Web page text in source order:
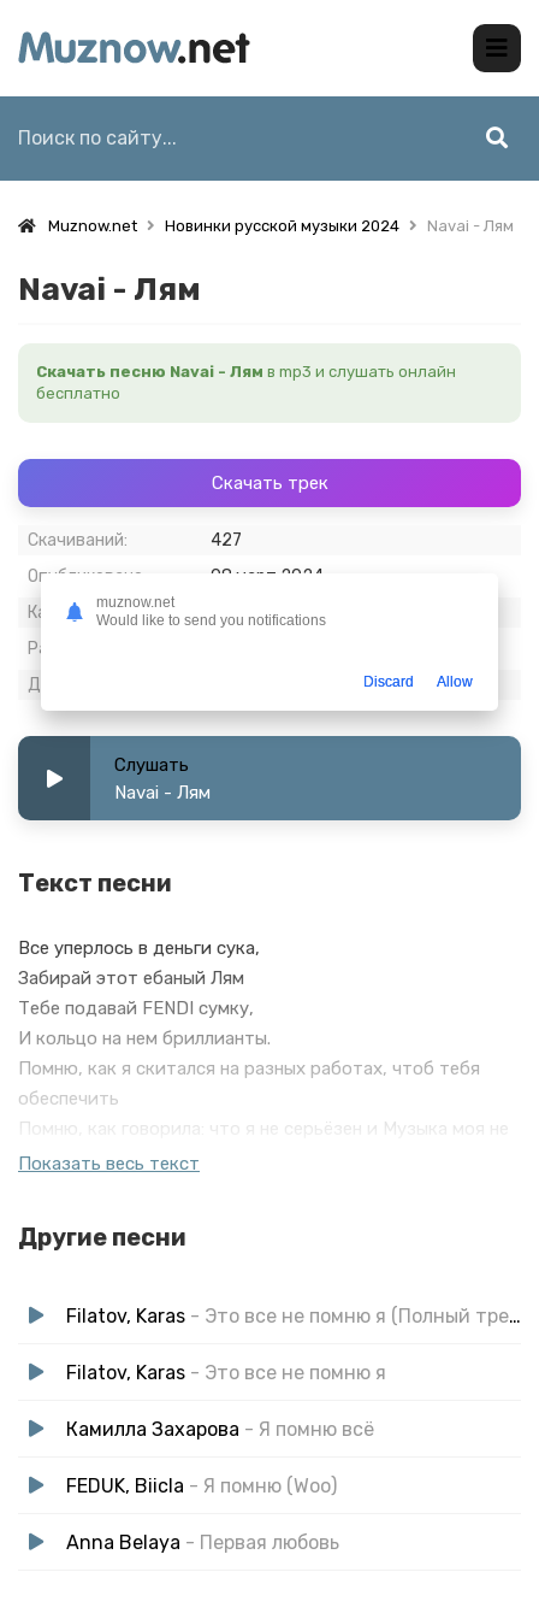
Muznow.net Новинки русской музыки 2024 Navai - Лям
Navai - Лям
Скачать песню Navai - Лям в mp3 и слушать онлайн
бесплатно
Скачать трек
Скачиваний:
427
Опубликовано:
08 март 2024
Качество:
320 kbps, Stereo
Размер:
Длительность:
Слушать
Navai - Лям
Текст песни
Все уперлось в деньги сука,
Забирай этот ебаный Лям
Тебе подавай FENDI сумку,
И кольцо на нем бриллианты.
Помню, как я скитался на разных работах, чтоб тебя
обеспечить
Помню, как говорила: что я не серьёзен и Музыка моя не
вечна.
Показать весь текст
Другие песни
Filatov, Karas - Это все не помню я (Полный трек)
Filatov, Karas - Это все не помню я
Камилла Захарова - Я помню всё
FEDUK, Biicla - Я помню (Woo)
Anna Belaya - Первая любовь
muznow.net
Would like to send you notifications
Discard Allow